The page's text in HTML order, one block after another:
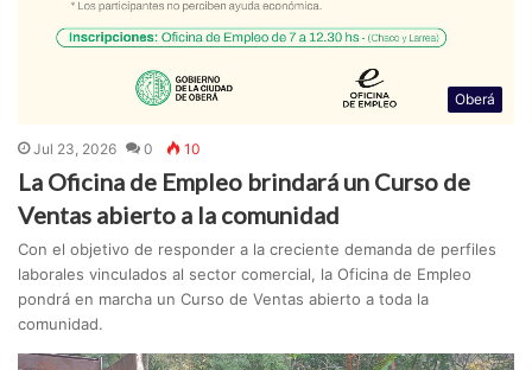
Oberá
Jul 23, 2026 0 10
La Oficina de Empleo brindará un Curso de
Ventas abierto a la comunidad
Con el objetivo de responder a la creciente demanda de perfiles
laborales vinculados al sector comercial, la Oficina de Empleo
pondrá en marcha un Curso de Ventas abierto a toda la
comunidad.